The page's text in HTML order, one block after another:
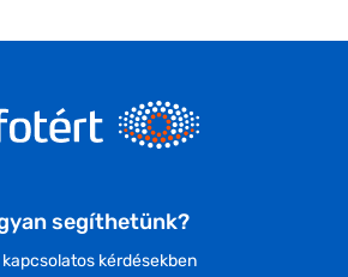
segíthetünk?
kérdésekben